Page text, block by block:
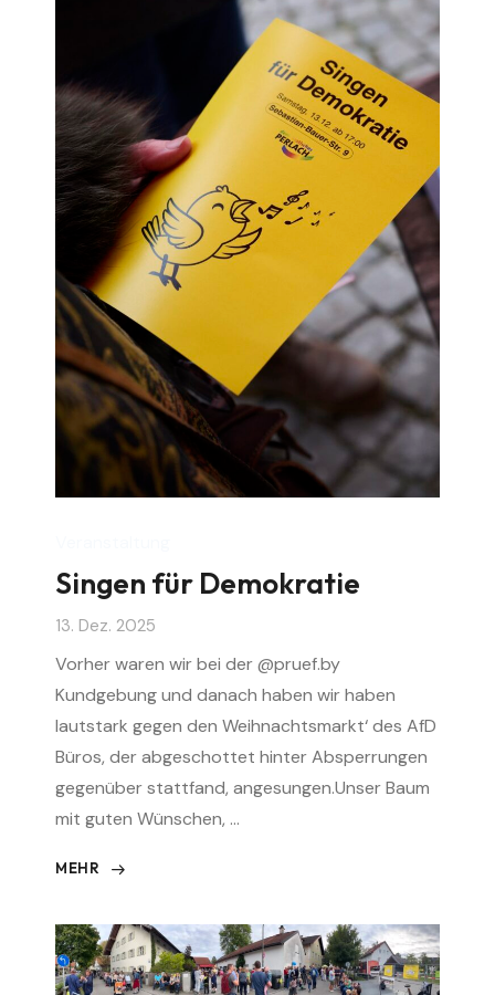
Singen für Demokratie
13. Dez. 2025
Vorher waren wir bei der @pruef.by
Kundgebung und danach haben wir haben
lautstark gegen den Weihnachtsmarkt‘ des AfD
Büros, der abgeschottet hinter Absperrungen
gegenüber stattfand, angesungen.Unser Baum
mit guten Wünschen, …
MEHR